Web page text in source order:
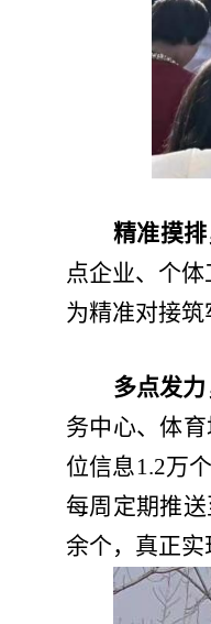
精准摸
点企业、个
为精准对接筑
多点发
务中心、体
位信息1.2万
每周定期推
余个， 真正实